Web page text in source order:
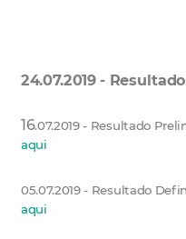
24.07.2019 -
16.07.2019 - Resultado
aqui
05.07.2019 - Resultado
aqui